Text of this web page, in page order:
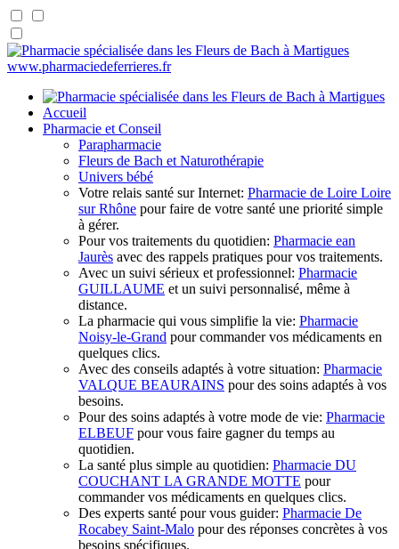
www.pharmaciedeferrieres.fr
Accueil
Pharmacie et Conseil
Parapharmacie
Fleurs de Bach et Naturothérapie
Univers bébé
Votre relais santé sur Internet: Pharmacie de Loire Loire
sur Rhône pour faire de votre santé une priorité simple
à gérer.
Pour vos traitements du quotidien: Pharmacie ean
Jaurès avec des rappels pratiques pour vos traitements.
Avec un suivi sérieux et professionnel: Pharmacie
GUILLAUME et un suivi personnalisé, même à
distance.
La pharmacie qui vous simplifie la vie: Pharmacie
Noisy-le-Grand pour commander vos médicaments en
quelques clics.
Avec des conseils adaptés à votre situation: Pharmacie
VALQUE BEAURAINS pour des soins adaptés à vos
besoins.
Pour des soins adaptés à votre mode de vie: Pharmacie
ELBEUF pour vous faire gagner du temps au
quotidien.
La santé plus simple au quotidien: Pharmacie DU
COUCHANT LA GRANDE MOTTE pour
commander vos médicaments en quelques clics.
Des experts santé pour vous guider: Pharmacie De
Rocabey Saint-Malo pour des réponses concrètes à vos
besoins spécifiques.